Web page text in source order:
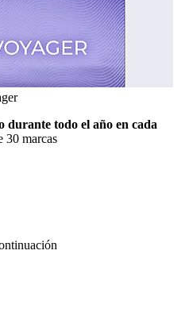
durante todo el año en cada
30 marcas